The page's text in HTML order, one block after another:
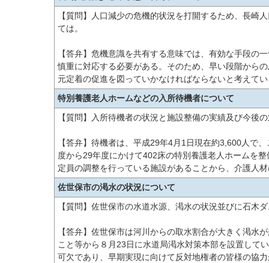
【質問】人口減少の危機的状況を打開するため、長崎
ては。
【答弁】危機意識を共有する意味では、有効な手段の
慎重に対応する必要がある。そのため、早い段階から
元定着の促進を図っていかなければならないと考えて
特別養護老人ホームなどの入所待機者について
【質問】入所待機者の状況と施設整備の実績及び今後
【答弁】待機者は、平成29年4月1日現在約3,600人で
度から29年度にかけて402床の特別養護老人ホームを
定員の調整を行っている施設があることから、介護人
佐世保市の渇水の状況について
【質問】佐世保市の水道水源、渇水の状況並びに石木
【答弁】佐世保市は河川からの取水割合が大きく渇水
こと等から８月23日に水道局渇水対策本部を設置して
可欠であり、早期実現に向けて反対地権者の皆様の協